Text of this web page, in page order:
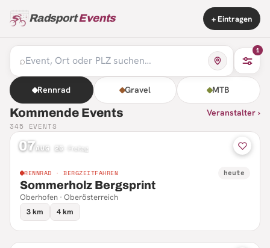
RadsportEvents + Eintragen
⌕
1
Rennrad Gravel MTB
Kommende Events Veranstalter ›
345 EVENTS
07AUG 26 Freitag
RENNRAD · BERGZEITFAHREN heute
Sommerholz Bergsprint
Oberhofen · Oberösterreich
3 km
4 km